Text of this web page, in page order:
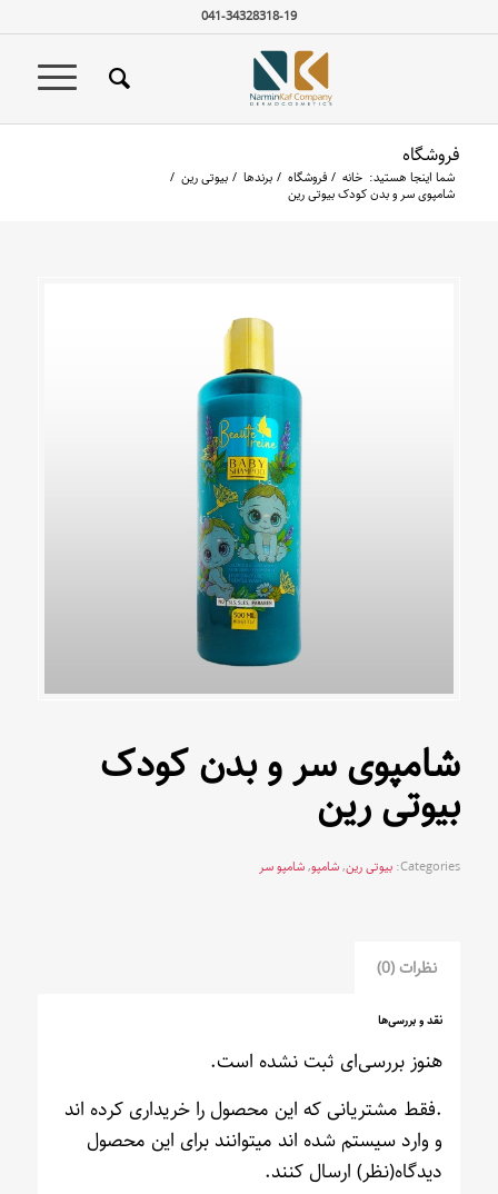
041-34328318-19
فروشگاه
شما اینجا هستید: خانه / فروشگاه / برندها / بیوتی رین /
شامپوی سر و بدن کودک بیوتی رین
شامپوی سر و بدن کودک
بیوتی رین
Categories: بیوتی رین,شامپو,شامپو سر
نظرات (0)
نقد و بررسی‌ها
هنوز بررسی‌ای ثبت نشده است.
.فقط مشتریانی که این محصول را خریداری کرده اند
و وارد سیستم شده اند میتوانند برای این محصول
دیدگاه(نظر) ارسال کنند.